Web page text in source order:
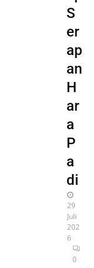
S
er
ap
an
H
ar
a
P
a
di
29
Juli
202
6
0